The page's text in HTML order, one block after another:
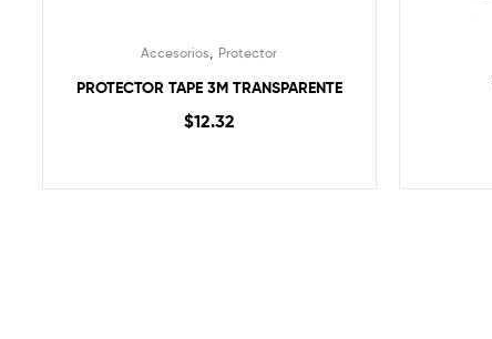
Accesorios Protector
PROTECTOR TAPE 3M TRANSPARENTE
$12.32